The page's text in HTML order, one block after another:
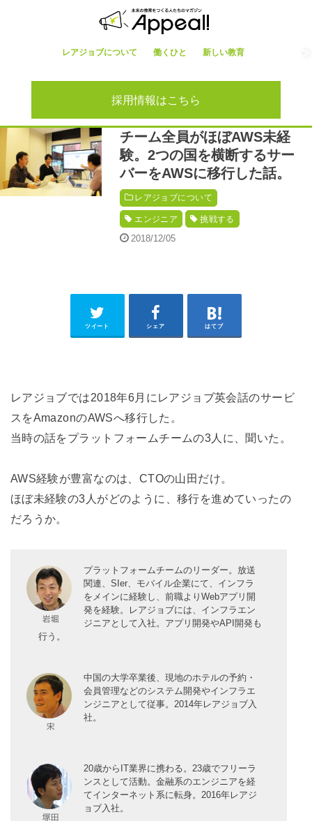
レアジョブについて 働くひと 新しい教育
採用情報はこちら
チーム全員がほぼAWS未経
験。2つの国を横断するサー
バーをAWSに移行した話。
レアジョブについて
エンジニア 挑戦する
2018/12/05
ツイート シェア はてブ
レアジョブでは2018年6月にレアジョブ英会話のサービ
スをAmazonのAWSへ移行した。
当時の話をプラットフォームチームの3人に、聞いた。
AWS経験が豊富なのは、CTOの山田だけ。
ほぼ未経験の3人がどのように、移行を進めていったの
だろうか。
プラットフォームチームのリーダー。放送
関連、SIer、モバイル企業にて、インフラ
をメインに経験し、前職よりWebアプリ開
発を経験。レアジョブには、インフラエン
ジニアとして入社。アプリ開発やAPI開発も
行う。
中国の大学卒業後、現地のホテルの予約・
会員管理などのシステム開発やインフラエ
ンジニアとして従事。2014年レアジョブ入
社。
20歳からIT業界に携わる。23歳でフリーラ
ンスとして活動。金融系のエンジニアを経
てインターネット系に転身。2016年レアジ
ョブ入社。